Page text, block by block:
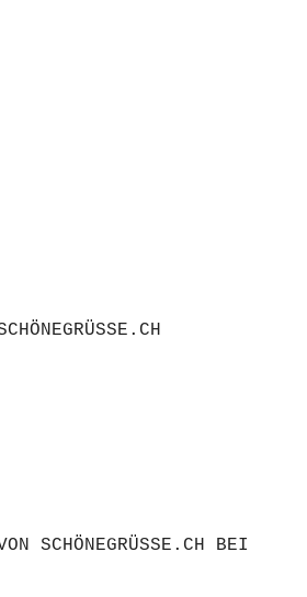
SCHÖNEGRÜSSE.CH BEI